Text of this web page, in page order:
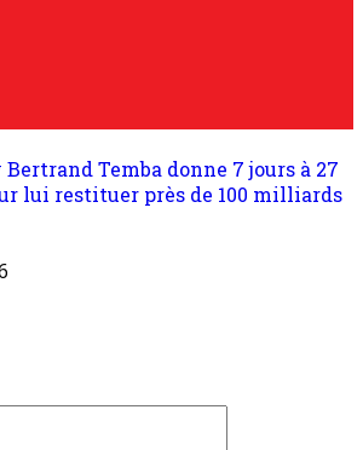
Bertrand Temba donne 7 jours à 27
lui restituer près de 100 milliards